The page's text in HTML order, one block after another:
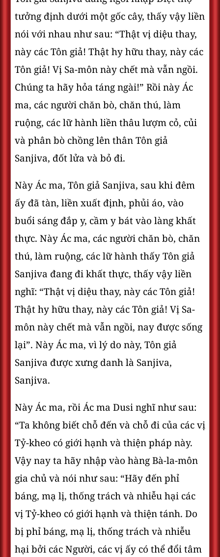
tưởng định dưới một gốc cây, thấy vậy liền
nói với nhau như sau: “Thật vị diệu thay,
này các Tôn giả! Thật hy hữu thay, này các
Tôn giả! Vị Sa-môn này chết mà vẫn ngồi.
Chúng ta hãy hỏa táng ngài!” Rồi này Ác
ma, các người chăn bò, chăn thú, làm
ruộng, các lữ hành liền thâu lượm cỏ, củi
và phân bò chồng lên thân Tôn giả
Sanjiva, đốt lửa và bỏ đi.
Này Ác ma, Tôn giả Sanjiva, sau khi đêm
ấy đã tàn, liền xuất định, phủi áo, vào
buổi sáng đắp y, cầm y bát vào làng khất
thực. Này Ác ma, các người chăn bò, chăn
thú, làm ruộng, các lữ hành thấy Tôn giả
Sanjiva đang đi khất thực, thấy vậy liền
nghĩ: “Thật vị diệu thay, này các Tôn giả!
Thật hy hữu thay, này các Tôn giả! Vị Sa-
môn này chết mà vẫn ngồi, nay được sống
lại”. Này Ác ma, vì lý do này, Tôn giả
Sanjiva được xưng danh là Sanjiva,
Sanjiva.
Này Ác ma, rồi Ác ma Dusi nghĩ như sau:
“Ta không biết chỗ đến và chỗ đi của các vị
Tỷ-kheo có giới hạnh và thiện pháp này.
Vậy nay ta hãy nhập vào hàng Bà-la-môn
gia chủ và nói như sau: “Hãy đến phỉ
báng, mạ lị, thống trách và nhiễu hại các
vị Tỷ-kheo có giới hạnh và thiện tánh. Do
bị phỉ báng, mạ lị, thống trách và nhiễu
hại bởi các Người, các vị ấy có thể đổi tâm